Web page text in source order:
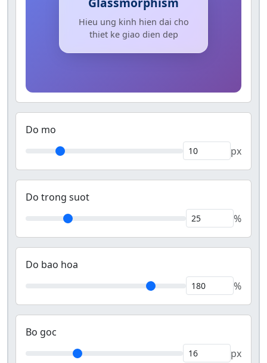
Hieu ung kinh hien dai cho
thiet ke giao dien dep
Do mo
px
Do trong suot
%
Do bao hoa
%
Bo goc
px